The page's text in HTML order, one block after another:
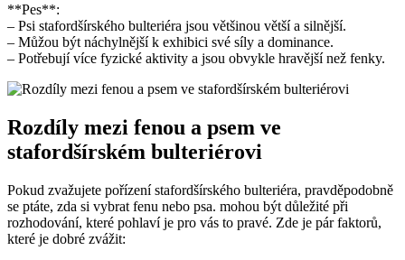
**Pes**:
– Psi stafordšírského bulteriéra jsou většinou větší a silnější.
– Můžou být náchylnější k exhibici své síly a dominance.
– Potřebují více fyzické aktivity a jsou obvykle hravější než fenky.
Rozdíly mezi fenou a psem ve
stafordšírském bulteriérovi
Pokud zvažujete pořízení stafordšírského bulteriéra, pravděpodobně
se ptáte, zda si vybrat fenu nebo psa. mohou být důležité při
rozhodování, které pohlaví je pro vás to pravé. Zde je pár faktorů,
které je dobré zvážit: